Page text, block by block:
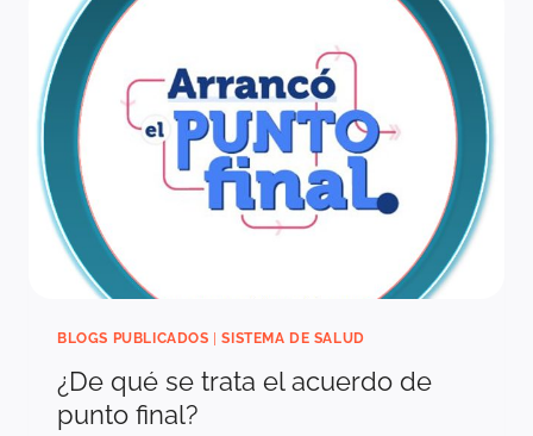
BLOGS PUBLICADOS |SISTEMA DE SALUD
¿De qué se trata el acuerdo de
punto final?